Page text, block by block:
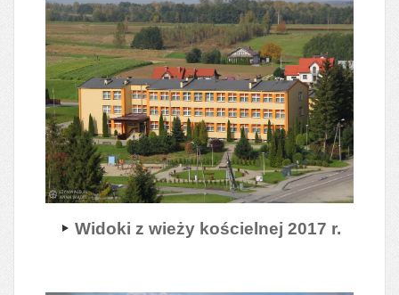
Widoki z wieży kościelnej 2017 r.